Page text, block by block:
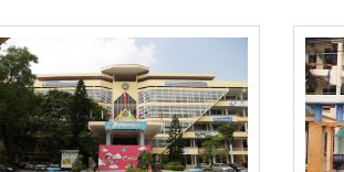
dân tộc. 2. Tầm nhìn Đến năm...